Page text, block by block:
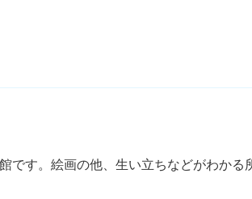
です。絵画の他、生い立ちなどがわかる